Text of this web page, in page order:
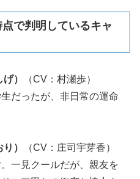
で判明しているキャ
）
（CV：村瀬歩）
だったが、非日常の運命
）
（CV：庄司宇芽香）
一見クールだが、親友を